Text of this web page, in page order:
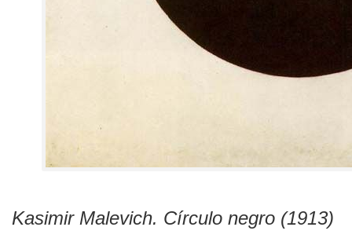
Kasimir Malevich. Círculo negro (1913)